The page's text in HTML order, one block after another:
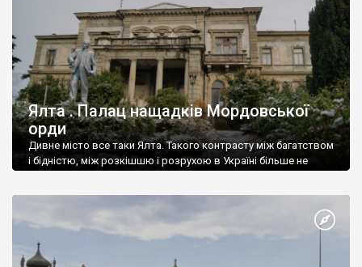
Ялта . Палац нащадків Мордовської
орди
Дивне місто все таки Ялта. Такого контрасту між багатством
і бідністю, між розкішшю і розрухою в Україні більше не